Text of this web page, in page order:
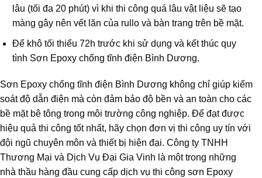
lâu (tối đa 20 phút) vì khi thi công quá lâu vật liệu sẽ tạo
màng gây nên vết lăn của rullo và bàn trang trên bề mặt.
Để khô tối thiểu 72h trước khi sử dụng và kết thúc quy
tình Sơn Epoxy chống tĩnh điện Bình Dương.
Sơn Epoxy chống tĩnh điện Bình Dương không chỉ giúp kiểm
soát độ dẫn điện mà còn đảm bảo độ bền và an toàn cho các
bề mặt bê tông trong môi trường công nghiệp. Để đạt được
hiệu quả thi công tốt nhất, hãy chọn đơn vị thi công uy tín với
đội ngũ chuyên môn và thiết bị hiện đại. Công ty TNHH
Thương Mại và Dịch Vụ Đại Gia Vinh là một trong những
nhà thầu hàng đầu cung cấp dịch vụ thi công sơn Epoxy